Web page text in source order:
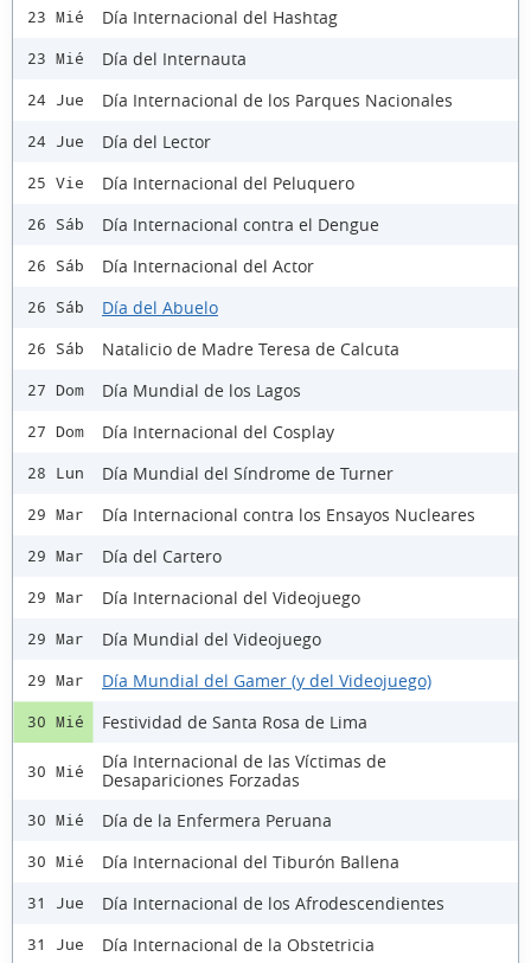
23 Mié Día Internacional del Hashtag
23 Mié Día del Internauta
24 Jue Día Internacional de los Parques Nacionales
24 Jue Día del Lector
25 Vie Día Internacional del Peluquero
26 Sáb Día Internacional contra el Dengue
26 Sáb Día Internacional del Actor
26 Sáb Día del Abuelo
26 Sáb Natalicio de Madre Teresa de Calcuta
27 Dom Día Mundial de los Lagos
27 Dom Día Internacional del Cosplay
28 Lun Día Mundial del Síndrome de Turner
29 Mar Día Internacional contra los Ensayos Nucleares
29 Mar Día del Cartero
29 Mar Día Internacional del Videojuego
29 Mar Día Mundial del Videojuego
29 Mar Día Mundial del Gamer (y del Videojuego)
30 Mié Festividad de Santa Rosa de Lima
30 Mié
Día Internacional de las Víctimas de
Desapariciones Forzadas
30 Mié Día de la Enfermera Peruana
30 Mié Día Internacional del Tiburón Ballena
31 Jue Día Internacional de los Afrodescendientes
31 Jue Día Internacional de la Obstetricia